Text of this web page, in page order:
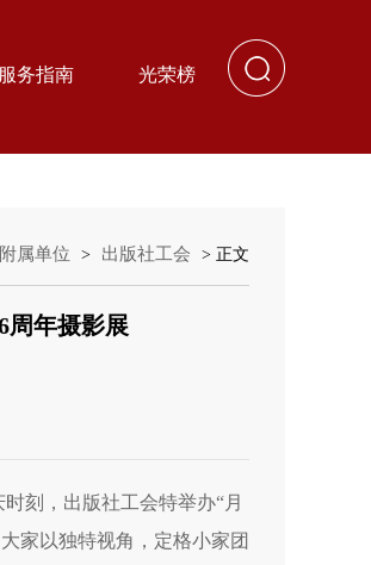
服务指南 光荣榜
属单位 > 出版社工会 > 正文
周年摄影展
刻，出版社工会特举办“月
家以独特视角，定格小家团